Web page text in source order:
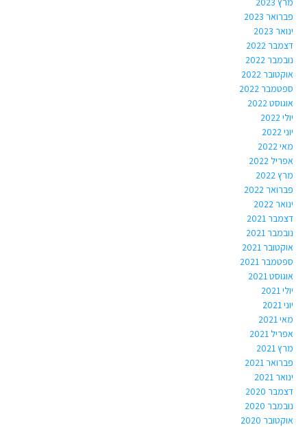
פברואר 2023
ינואר 2023
דצמבר 2022
נובמבר 2022
אוקטובר 2022
ספטמבר 2022
אוגוסט 2022
יולי 2022
יוני 2022
מאי 2022
אפריל 2022
מרץ 2022
פברואר 2022
ינואר 2022
דצמבר 2021
נובמבר 2021
אוקטובר 2021
ספטמבר 2021
אוגוסט 2021
יולי 2021
יוני 2021
מאי 2021
אפריל 2021
מרץ 2021
פברואר 2021
ינואר 2021
דצמבר 2020
נובמבר 2020
אוקטובר 2020